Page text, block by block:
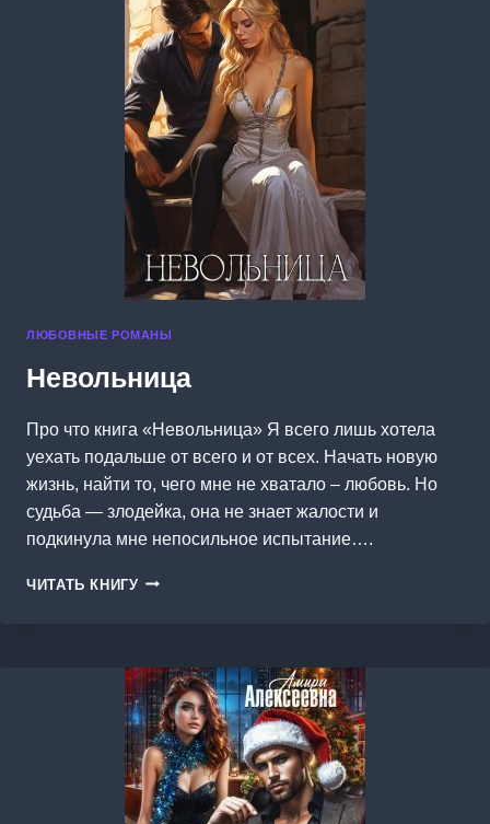
ЛЮБОВНЫЕ РОМАНЫ
Невольница
Про что книга «Невольница» Я всего лишь хотела
уехать подальше от всего и от всех. Начать новую
жизнь, найти то, чего мне не хватало – любовь. Но
судьба — злодейка, она не знает жалости и
подкинула мне непосильное испытание….
ЧИТАТЬ КНИГУ НЕВОЛЬНИЦА